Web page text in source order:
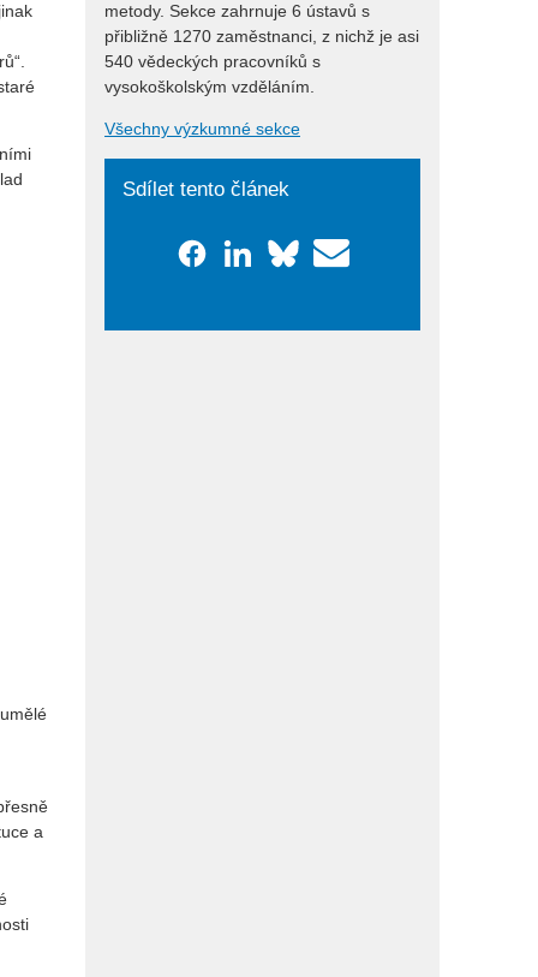
a
metody. Sekce zahrnuje 6 ústavů s
přibližně 1270 zaměstnanci, z nichž je asi
540 vědeckých pracovníků s
vysokoškolským vzděláním.
Všechny výzkumné sekce
Sdílet tento článek